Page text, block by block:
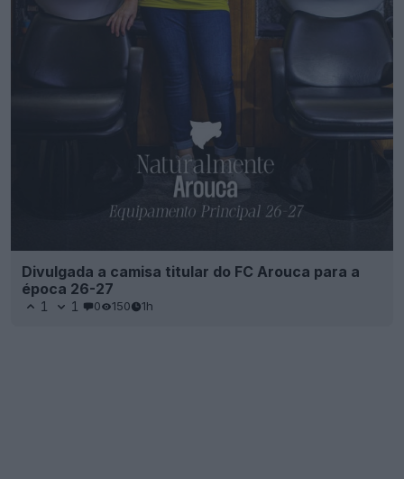
Divulgada a camisa titular do FC Arouca para a
época 26-27
1 1 0 150 1h